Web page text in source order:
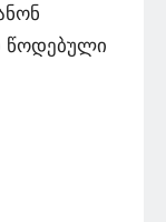
წოდებული